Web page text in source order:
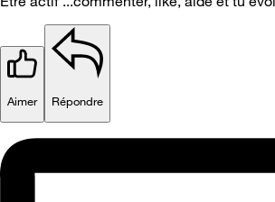
Aimer Répondre